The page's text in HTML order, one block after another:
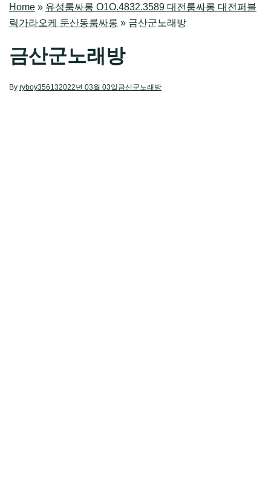
Home » 유성룸싸롱 O1O.4832.3589 대전룸싸롱 대전퍼블
릭가라오케 둔산동룸싸롱 » 금산군노래방
금산군노래방
By ryboy356132022년 03월 03일 금산군노래방